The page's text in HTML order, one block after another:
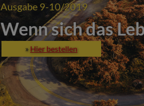
Ausgabe 9-10/2019
Wenn sich das
» Hier bestellen